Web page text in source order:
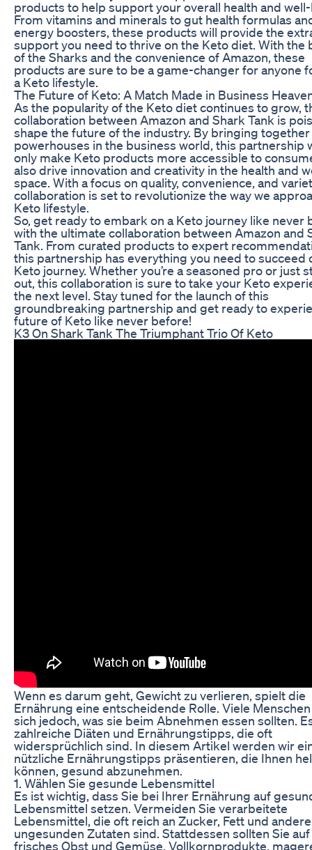
products to help support your overall health and
From vitamins and minerals to gut health formulas
energy boosters, these products will provide the
support you need to thrive on the Keto diet. With the
of the Sharks and the convenience of Amazon, these
products are sure to be a game-changer for anyone
a Keto lifestyle.
The Future of Keto: A Match Made in Business
As the popularity of the Keto diet continues to grow,
collaboration between Amazon and Shark Tank is
shape the future of the industry. By bringing
powerhouses in the business world, this partnership
only make Keto products more accessible to
also drive innovation and creativity in the health and
space. With a focus on quality, convenience, and
collaboration is set to revolutionize the way we
Keto lifestyle.
So, get ready to embark on a Keto journey like never
with the ultimate collaboration between Amazon and
Tank. From curated products to expert
this partnership has everything you need to succeed
Keto journey. Whether you’re a seasoned pro or just
out, this collaboration is sure to take your Keto
the next level. Stay tuned for the launch of this
groundbreaking partnership and get ready to
future of Keto like never before!
K3 On Shark Tank The Triumphant Trio Of Keto
Wenn es darum geht, Gewicht zu verlieren, spielt die
Ernährung eine entscheidende Rolle. Viele
sich jedoch, was sie beim Abnehmen essen sollten.
zahlreiche Diäten und Ernährungstipps, die oft
widersprüchlich sind. In diesem Artikel werden wir
nützliche Ernährungstipps präsentieren, die Ihnen
können, gesund abzunehmen.
1. Wählen Sie gesunde Lebensmittel
Es ist wichtig, dass Sie bei Ihrer Ernährung auf
Lebensmittel setzen. Vermeiden Sie verarbeitete
Lebensmittel, die oft reich an Zucker, Fett und
ungesunden Zutaten sind. Stattdessen sollten Sie auf
frisches Obst und Gemüse, Vollkornprodukte,